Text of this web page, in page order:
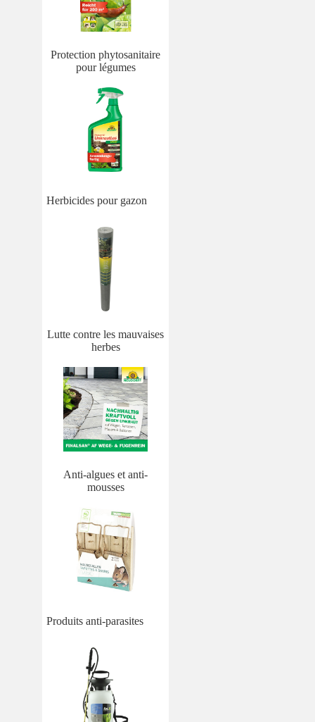
Protection phytosanitaire
pour légumes
Herbicides pour gazon
Lutte contre les mauvaises
herbes
Anti-algues et anti-
mousses
Produits anti-parasites